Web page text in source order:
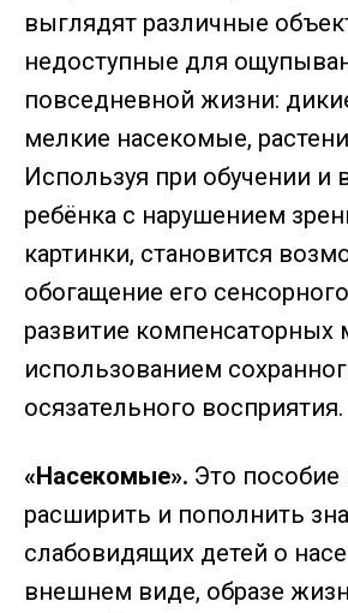
выглядят различные
недоступные для
повседневной жизни:
мелкие насекомые,
Используя при обучении и
ребёнка с нарушением
картинки, становится
обогащение его
развитие компенсаторных
использованием
осязательного восприятия.
«Насекомые». Это
расширить и пополнить
слабовидящих детей о
внешнем виде, образе